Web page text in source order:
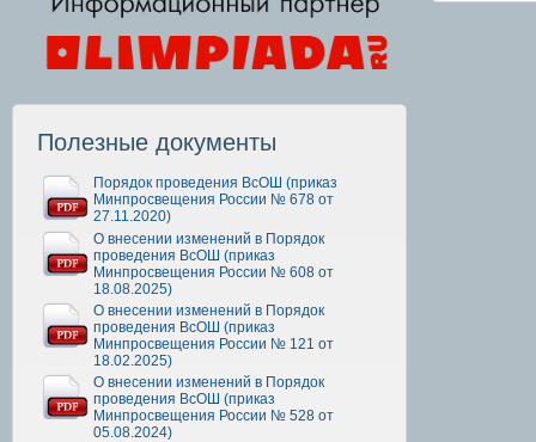
Полезные документы
Порядок проведения ВсОШ (приказ
Минпросвещения России № 678 от
27.11.2020)
О внесении изменений в Порядок
проведения ВсОШ (приказ
Минпросвещения России № 608 от
18.08.2025)
О внесении изменений в Порядок
проведения ВсОШ (приказ
Минпросвещения России № 121 от
18.02.2025)
О внесении изменений в Порядок
проведения ВсОШ (приказ
Минпросвещения России № 528 от
05.08.2024)